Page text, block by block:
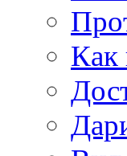
Как